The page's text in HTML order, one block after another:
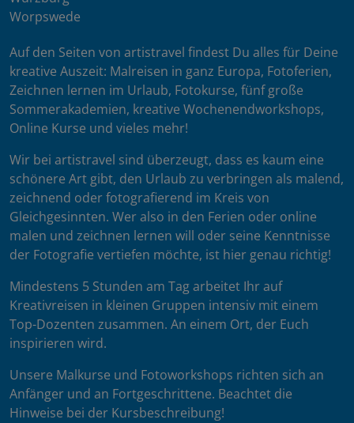
Worpswede
Auf den Seiten von artistravel findest Du alles für Deine
kreative Auszeit: Malreisen in ganz Europa, Fotoferien,
Zeichnen lernen im Urlaub, Fotokurse, fünf große
Sommerakademien, kreative Wochenendworkshops,
Online Kurse und vieles mehr!
Wir bei artistravel sind überzeugt, dass es kaum eine
schönere Art gibt, den Urlaub zu verbringen als malend,
zeichnend oder fotografierend im Kreis von
Gleichgesinnten. Wer also in den Ferien oder online
malen und zeichnen lernen will oder seine Kenntnisse
der Fotografie vertiefen möchte, ist hier genau richtig!
Mindestens 5 Stunden am Tag arbeitet Ihr auf
Kreativreisen in kleinen Gruppen intensiv mit einem
Top-Dozenten zusammen. An einem Ort, der Euch
inspirieren wird.
Unsere Malkurse und Fotoworkshops richten sich an
Anfänger und an Fortgeschrittene. Beachtet die
Hinweise bei der Kursbeschreibung!